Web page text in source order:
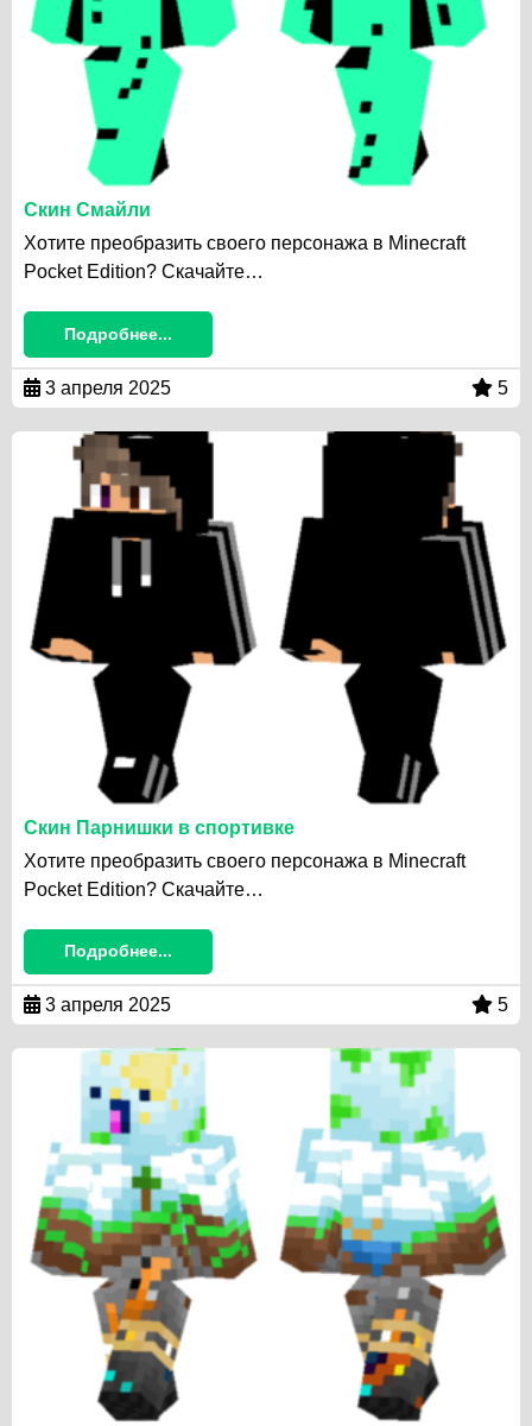
Скин Смайли
Хотите преобразить своего персонажа в Minecraft
Pocket Edition? Скачайте…
Подробнее...
3 апреля 2025 5
Скин Парнишки в спортивке
Хотите преобразить своего персонажа в Minecraft
Pocket Edition? Скачайте…
Подробнее...
3 апреля 2025 5